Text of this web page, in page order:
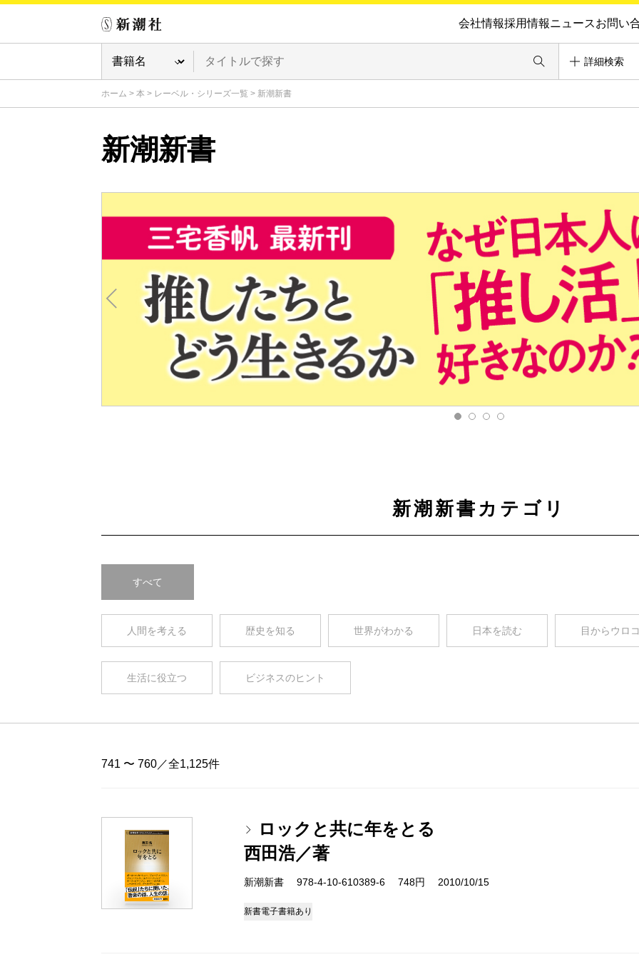
会社情報採用情報ニュースお問い
詳細検索
ホーム > 本 > レーベル・シリーズ一覧 > 新潮新書
新潮新書
新潮新書カテゴリ
すべて
人間を考える 歴史を知る 世界がわかる 日本を読む 目からウロコ
生活に役立つ ビジネスのヒント
741 〜 760／全1,125件
ロックと共に年をとる
西田浩／著
新潮新書 978-4-10-610389-6 748円 2010/10/15
新書電子書籍あり